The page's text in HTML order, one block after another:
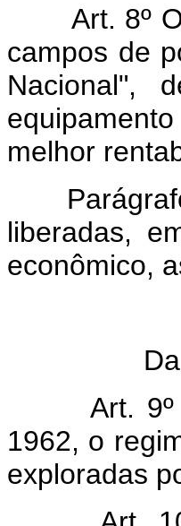
Art. 8º
campos de
Nacional",
melhor
Parágrafo
liberadas,
econômico,
Art.
1962, o
exploradas